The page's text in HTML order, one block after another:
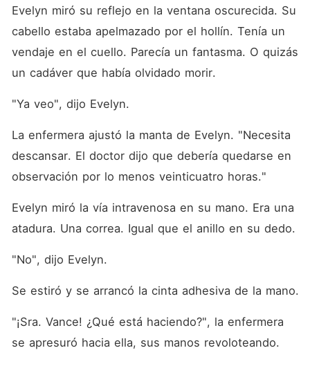
Evelyn miró su reflejo en la ventana oscurecida. Su
cabello estaba apelmazado por el hollín. Tenía un
vendaje en el cuello. Parecía un fantasma. O quizás
un cadáver que había olvidado morir.
"Ya veo", dijo Evelyn.
La enfermera ajustó la manta de Evelyn. "Necesita
descansar. El doctor dijo que debería quedarse en
observación por lo menos veinticuatro horas."
Evelyn miró la vía intravenosa en su mano. Era una
atadura. Una correa. Igual que el anillo en su dedo.
"No", dijo Evelyn.
Se estiró y se arrancó la cinta adhesiva de la mano.
"¡Sra. Vance! ¿Qué está haciendo?", la enfermera
se apresuró hacia ella, sus manos revoloteando.